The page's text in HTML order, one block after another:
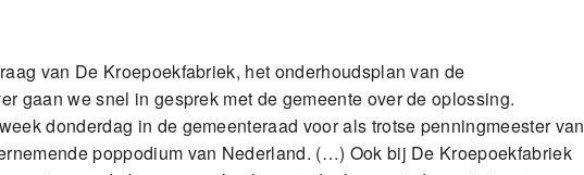
van De Kroepoekfabriek, het onderhoudsplan van de
gaan we snel in gesprek met de gemeente over de oplossing.
donderdag in de gemeenteraad voor als trotse penningmeester van
poppodium van Nederland. (…) Ook bij De Kroepoekfabriek